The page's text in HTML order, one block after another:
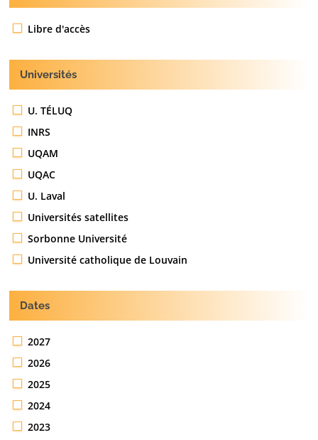
Libre d'accès
Universités
U. TÉLUQ
INRS
UQAM
UQAC
U. Laval
Universités satellites
Sorbonne Université
Université catholique de Louvain
Dates
2027
2026
2025
2024
2023